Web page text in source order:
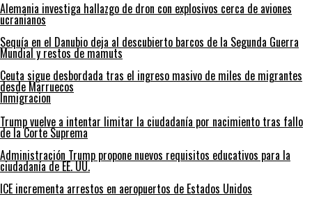
Alemania investiga hallazgo de dron con explosivos cerca de aviones
ucranianos
Sequía en el Danubio deja al descubierto barcos de la Segunda Guerra
Mundial y restos de mamuts
Ceuta sigue desbordada tras el ingreso masivo de miles de migrantes
desde Marruecos
Inmigracion
Trump vuelve a intentar limitar la ciudadanía por nacimiento tras fallo
de la Corte Suprema
Administración Trump propone nuevos requisitos educativos para la
ciudadanía de EE. UU.
ICE incrementa arrestos en aeropuertos de Estados Unidos